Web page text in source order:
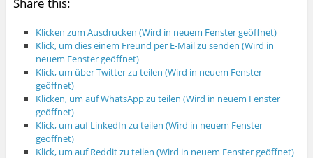
Klicken zum Ausdrucken (Wird in neuem Fenster geöffnet)
Klick, um dies einem Freund per E-Mail zu senden (Wird in
neuem Fenster geöffnet)
Klick, um über Twitter zu teilen (Wird in neuem Fenster
geöffnet)
Klicken, um auf WhatsApp zu teilen (Wird in neuem Fenster
geöffnet)
Klick, um auf LinkedIn zu teilen (Wird in neuem Fenster
geöffnet)
Klick, um auf Reddit zu teilen (Wird in neuem Fenster geöffnet)